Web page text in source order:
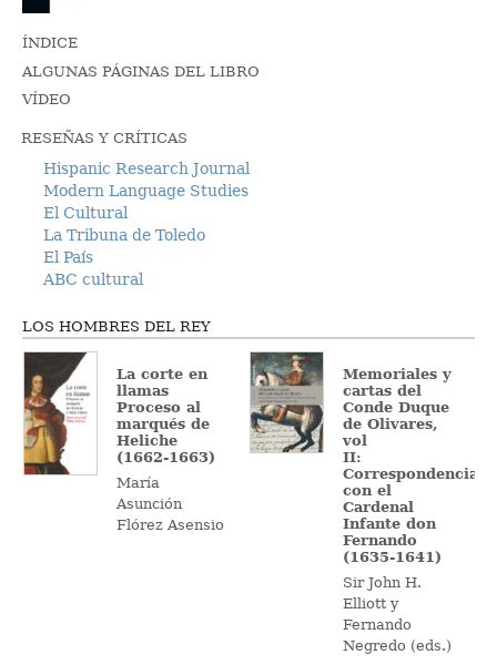
ÍNDICE
ALGUNAS PÁGINAS DEL LIBRO
VÍDEO
RESEÑAS Y CRÍTICAS
Hispanic Research Journal
Modern Language Studies
El Cultural
La Tribuna de Toledo
El País
ABC cultural
LOS HOMBRES DEL REY
La corte en
llamas
Proceso al
marqués de
Heliche
(1662-1663)
María
Asunción
Flórez Asensio
Memoriales y
cartas del
Conde Duque
de Olivares,
vol
II:
Correspondencia
con el
Cardenal
Infante don
Fernando
(1635-1641)
Sir John H.
Elliott y
Fernando
Negredo (eds.)